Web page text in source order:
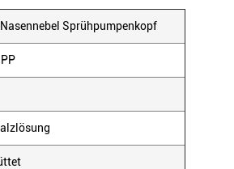
Sprühpumpenkopf